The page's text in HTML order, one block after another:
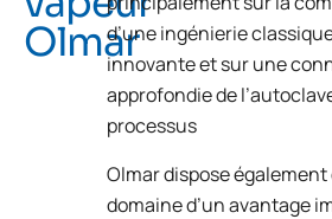
Olmard’une ingénierie
innovante et sur une
approfondie de
processus
Olmar dispose également
domaine d’un avantage